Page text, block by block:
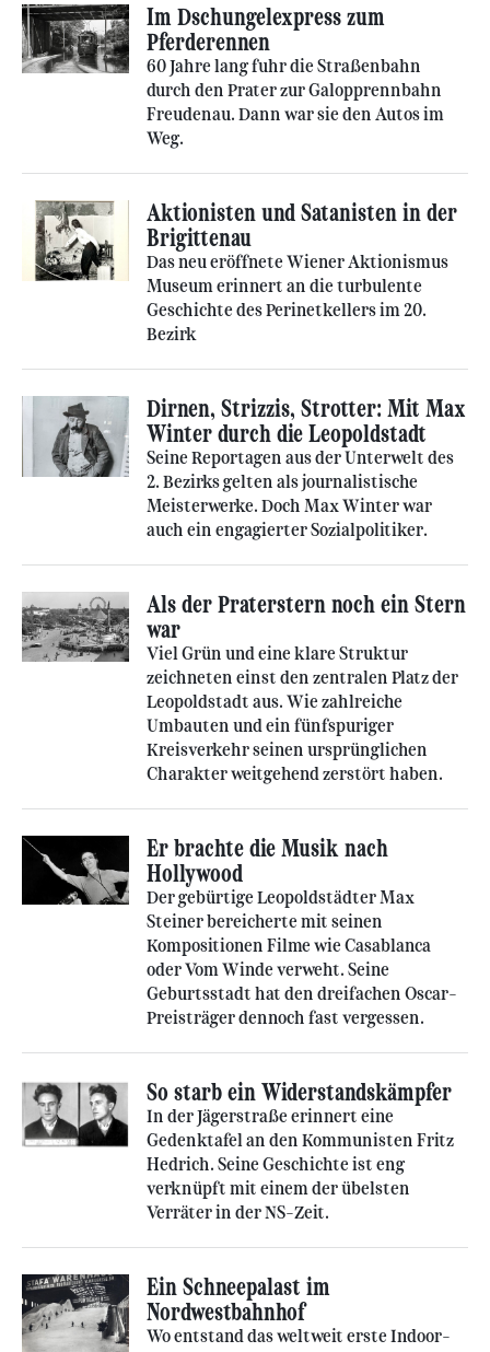
Im Dschungelexpress zum
Pferderennen
60 Jahre lang fuhr die Straßenbahn
durch den Prater zur Galopprennbahn
Freudenau. Dann war sie den Autos im
Weg.
Aktionisten und Satanisten in der
Brigittenau
Das neu eröffnete Wiener Aktionismus
Museum erinnert an die turbulente
Geschichte des Perinetkellers im 20.
Bezirk
Dirnen, Strizzis, Strotter: Mit Max
Winter durch die Leopoldstadt
Seine Reportagen aus der Unterwelt des
2. Bezirks gelten als journalistische
Meisterwerke. Doch Max Winter war
auch ein engagierter Sozialpolitiker.
Als der Praterstern noch ein Stern
war
Viel Grün und eine klare Struktur
zeichneten einst den zentralen Platz der
Leopoldstadt aus. Wie zahlreiche
Umbauten und ein fünfspuriger
Kreisverkehr seinen ursprünglichen
Charakter weitgehend zerstört haben.
Er brachte die Musik nach
Hollywood
Der gebürtige Leopoldstädter Max
Steiner bereicherte mit seinen
Kompositionen Filme wie Casablanca
oder Vom Winde verweht. Seine
Geburtsstadt hat den dreifachen Oscar-
Preisträger dennoch fast vergessen.
So starb ein Widerstandskämpfer
In der Jägerstraße erinnert eine
Gedenktafel an den Kommunisten Fritz
Hedrich. Seine Geschichte ist eng
verknüpft mit einem der übelsten
Verräter in der NS-Zeit.
Ein Schneepalast im
Nordwestbahnhof
Wo entstand das weltweit erste Indoor-